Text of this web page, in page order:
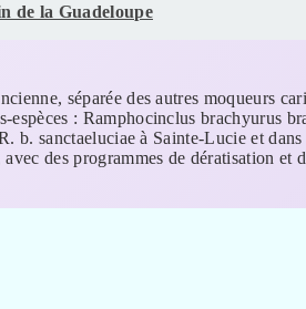
de la Guadeloupe
séparée des autres moqueurs
espèces : Ramphocinclus brachyurus
b. sanctaeluciae à Sainte-Lucie et
des programmes de dératisation et